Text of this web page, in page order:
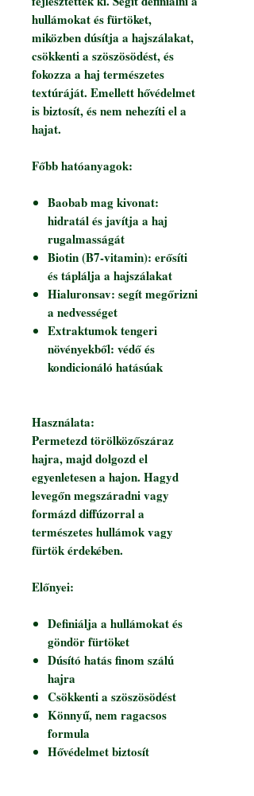
hullámokat és fürtöket,
miközben dúsítja a hajszálakat,
csökkenti a szöszösödést, és
fokozza a haj természetes
textúráját. Emellett hővédelmet
is biztosít, és nem nehezíti el a
hajat.
Főbb hatóanyagok:
Baobab mag kivonat:
hidratál és javítja a haj
rugalmasságát
Biotin (B7-vitamin): erősíti
és táplálja a hajszálakat
Hialuronsav: segít megőrizni
a nedvességet
Extraktumok tengeri
növényekből: védő és
kondicionáló hatásúak
Használata:
Permetezd törölközőszáraz
hajra, majd dolgozd el
egyenletesen a hajon. Hagyd
levegőn megszáradni vagy
formázd diffúzorral a
természetes hullámok vagy
fürtök érdekében.
Előnyei:
Definiálja a hullámokat és
göndör fürtöket
Dúsító hatás finom szálú
hajra
Csökkenti a szöszösödést
Könnyű, nem ragacsos
formula
Hővédelmet biztosít